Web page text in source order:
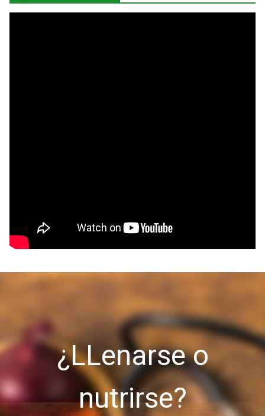
¿LLenarse o
nutrirse?